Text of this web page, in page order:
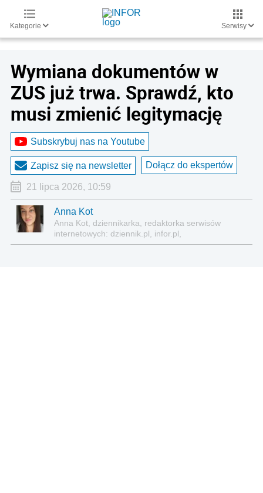
Kategorie Serwisy
Wymiana dokumentów w
ZUS już trwa. Sprawdź, kto
musi zmienić legitymację
Subskrybuj nas na Youtube
Zapisz się na newsletter Dołącz do ekspertów
21 lipca 2026, 10:59
Anna Kot
Anna Kot, dziennikarka, redaktorka serwisów
internetowych: dziennik.pl, infor.pl,
gazetaprawna.pl, forsal.pl